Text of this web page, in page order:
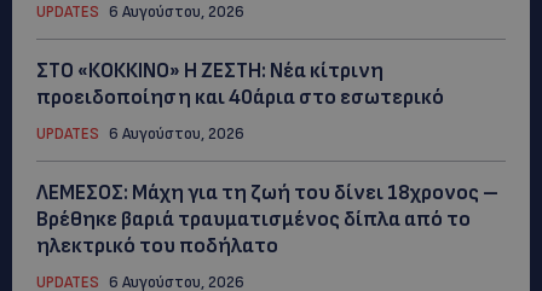
UPDATES 6 Αυγούστου, 2026
ΣΤΟ «ΚΟΚΚΙΝΟ» Η ΖΕΣΤΗ: Νέα κίτρινη
προειδοποίηση και 40άρια στο εσωτερικό
UPDATES 6 Αυγούστου, 2026
ΛΕΜΕΣΟΣ: Μάχη για τη ζωή του δίνει 18χρονος –
Βρέθηκε βαριά τραυματισμένος δίπλα από το
ηλεκτρικό του ποδήλατο
UPDATES 6 Αυγούστου, 2026